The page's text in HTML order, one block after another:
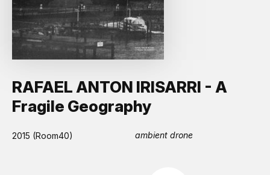
RAFAEL ANTON IRISARRI - A
Fragile Geography
2015 (Room40) ambient drone